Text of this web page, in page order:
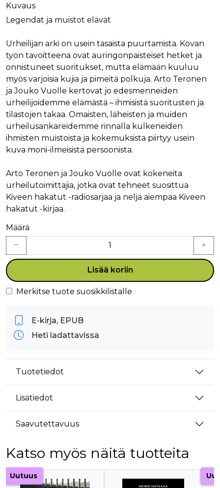
Kuvaus
Legendat ja muistot elävät
Urheilijan arki on usein tasaista puurtamista. Kovan
työn tavoitteena ovat auringonpaisteiset hetket ja
onnistuneet suoritukset, mutta elämään kuuluu
myös varjoisia kujia ja pimeitä polkuja. Arto Teronen
ja Jouko Vuolle kertovat jo edesmenneiden
urheilijoidemme elämästä – ihmisistä suoritusten ja
tilastojen takaa. Omaisten, läheisten ja muiden
urheilusankareidemme rinnalla kulkeneiden
ihmisten muistoista ja kokemuksista piirtyy usein
kuva moni-ilmeisistä persoonista.
Arto Teronen ja Jouko Vuolle ovat kokeneita
urheilutoimittajia, jotka ovat tehneet suosittua
Kiveen hakatut -radiosarjaa ja neljä aiempaa Kiveen
hakatut -kirjaa.
Määrä
Lisää koriin
Merkitse tuote suosikkilistalle
E-kirja, EPUB
Heti ladattavissa
Tuotetiedot
Lisätiedot
Saavutettavuus
Katso myös näitä tuotteita
Tuoteluettelon alku
Uutuus